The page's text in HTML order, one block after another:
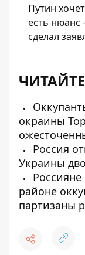
Путин
есть нюанс
сделал
окраины
Россия
Украины
районе
партизаны